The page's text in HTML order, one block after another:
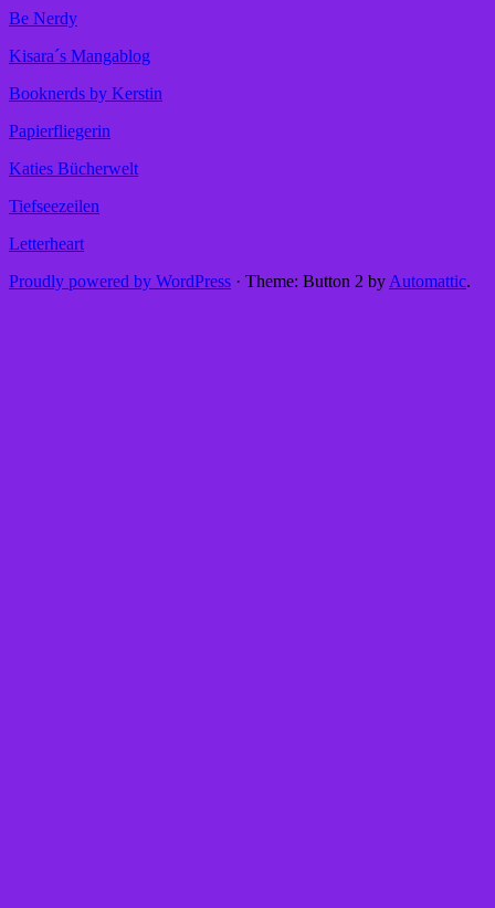
Be Nerdy
Kisara´s Mangablog
Booknerds by Kerstin
Papierfliegerin
Katies Bücherwelt
Tiefseezeilen
Letterheart
Proudly powered by WordPress · Theme: Button 2 by Automattic.